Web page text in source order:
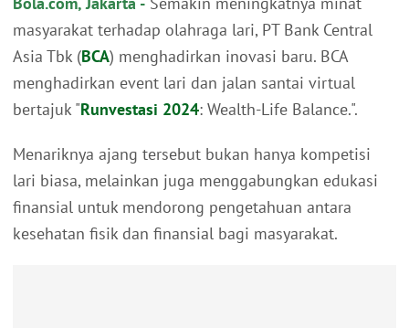
masyarakat terhadap olahraga lari, PT Bank Central
Asia Tbk (BCA) menghadirkan inovasi baru. BCA
menghadirkan event lari dan jalan santai virtual
bertajuk "Runvestasi 2024: Wealth-Life Balance.".
Menariknya ajang tersebut bukan hanya kompetisi
lari biasa, melainkan juga menggabungkan edukasi
finansial untuk mendorong pengetahuan antara
kesehatan fisik dan finansial bagi masyarakat.